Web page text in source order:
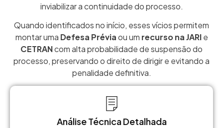
inviabilizar a continuidade do processo.
Quando identificados no início, esses vícios permitem
montar uma Defesa Préviaou um recurso na JARIe
CETRANcom alta probabilidade de suspensão do
processo, preservando o direito de dirigir e evitando a
penalidade definitiva.
Análise Técnica Detalhada